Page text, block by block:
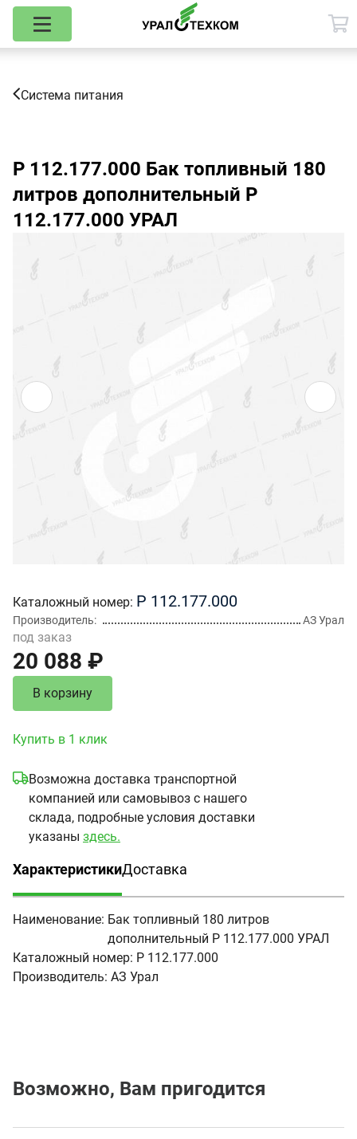
Система питания
Р 112.177.000 Бак топливный 180
литров дополнительный Р
112.177.000 УРАЛ
Каталожный номер Р 112.177.000
Производитель АЗ Урал
под заказ
20 088 ₽
В корзину
Купить в 1 клик
Возможна доставка транспортной
компанией или самовывоз с нашего
склада, подробные условия доставки
указаны здесь.
Характеристики
(активная вкладка)
Доставка
Наименование: Бак топливный 180 литров
дополнительный Р 112.177.000 УРАЛ
Каталожный номер: Р 112.177.000
Производитель: АЗ Урал
Возможно, Вам пригодится